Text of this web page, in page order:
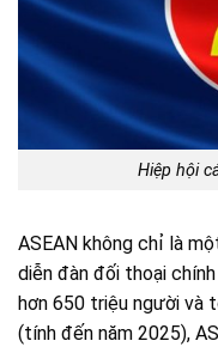
Hiệp hội
ASEAN không chỉ là
diễn đàn đối thoại
hơn 650 triệu người và
(tính đến năm 2025),